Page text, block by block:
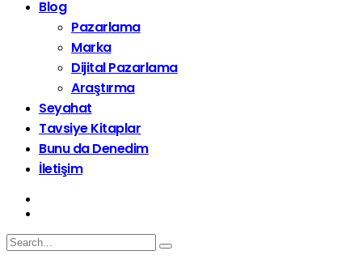
Blog
Pazarlama
Marka
Dijital Pazarlama
Araştırma
Seyahat
Tavsiye Kitaplar
Bunu da Denedim
İletişim